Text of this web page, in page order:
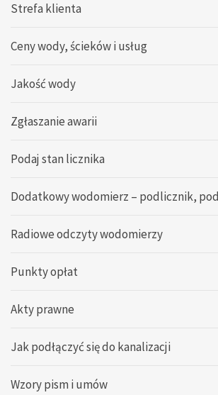
Strefa klienta
Ceny wody, ścieków i usług
Jakość wody
Zgłaszanie awarii
Podaj stan licznika
Dodatkowy wodomierz – podlicznik,
Radiowe odczyty wodomierzy
Punkty opłat
Akty prawne
Jak podłączyć się do kanalizacji
Wzory pism i umów